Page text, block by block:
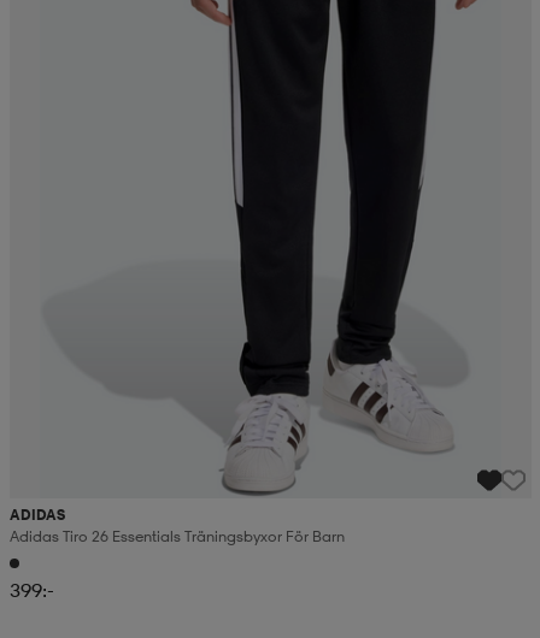
ADIDAS
Adidas Tiro 26 Essentials Träningsbyxor För Barn
399:-